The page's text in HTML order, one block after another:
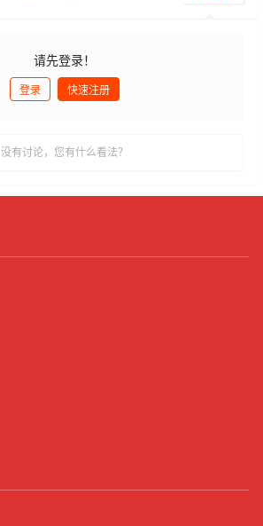
请先登录！
登录 快速注册
没有讨论，您有什么看法？